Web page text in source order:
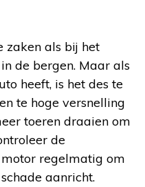
zaken als bij het
de bergen. Maar als
heeft, is het des te
te hoge versnelling
toeren draaien om
de
regelmatig om
aanricht.